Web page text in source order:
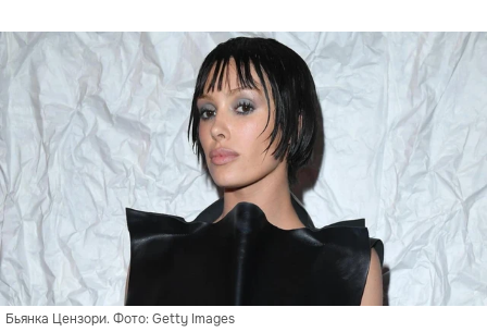
Бьянка Цензори. Фото: Getty Images